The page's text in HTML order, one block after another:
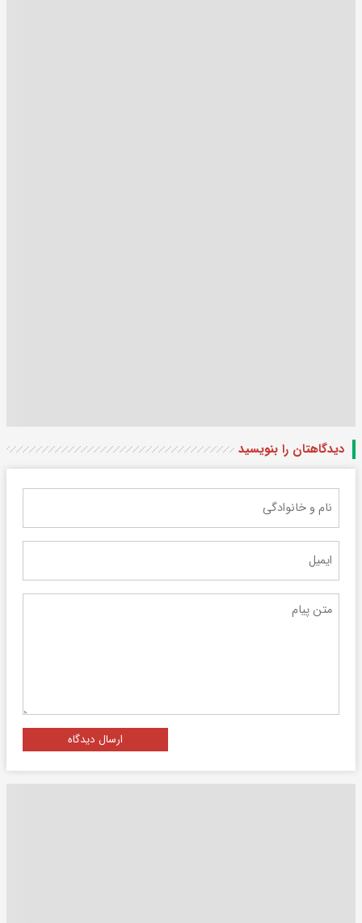
دیدگاهتان را بنویسید
ارسال دیدگاه